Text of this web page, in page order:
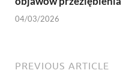
04/03/2026
PREVIOUS ARTICLE